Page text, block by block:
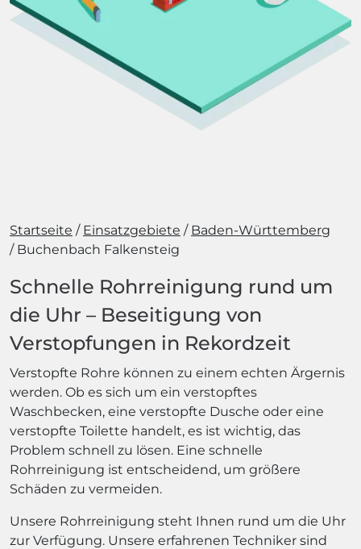
Startseite Einsatzgebiete
Baden-Württemberg
Buchenbach Falkensteig
Schnelle Rohrreinigung rund um
die Uhr – Beseitigung von
Verstopfungen in Rekordzeit
Verstopfte Rohre können zu einem echten Ärgernis
werden. Ob es sich um ein verstopftes
Waschbecken, eine verstopfte Dusche oder eine
verstopfte Toilette handelt, es ist wichtig, das
Problem schnell zu lösen. Eine schnelle
Rohrreinigung ist entscheidend, um größere
Schäden zu vermeiden.
Unsere Rohrreinigung steht Ihnen rund um die Uhr
zur Verfügung. Unsere erfahrenen Techniker sind